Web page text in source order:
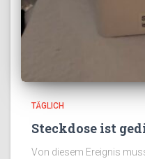
TÄGLICH
Steckdose ist
Von diesem Ereignis